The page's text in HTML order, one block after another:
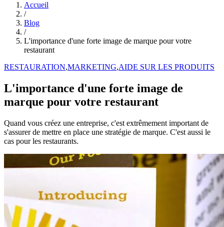
Accueil
/
Blog
/
L'importance d'une forte image de marque pour votre
restaurant
RESTAURATION,MARKETING,AIDE SUR LES PRODUITS
L'importance d'une forte image de
marque pour votre restaurant
Quand vous créez une entreprise, c'est extrêmement important de
s'assurer de mettre en place une stratégie de marque. C'est aussi le
cas pour les restaurants.